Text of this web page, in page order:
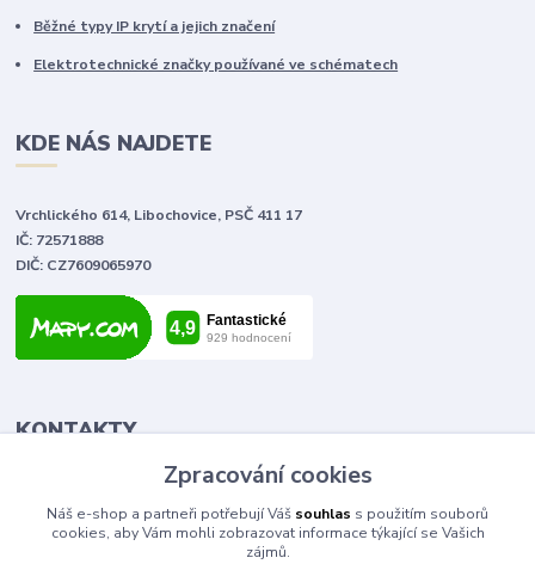
Běžné typy IP krytí a jejich značení
Elektrotechnické značky používané ve schématech
KDE NÁS NAJDETE
Vrchlického 614, Libochovice, PSČ 411 17
IČ: 72571888
DIČ: CZ7609065970
KONTAKTY
Tomáš Vlček
+420 702 090 443
volejte od 9,00 - 20,00 hod
Zpracování cookies
Náš e-shop a partneři potřebují Váš souhlas s použitím souborů
cookies, aby Vám mohli zobrazovat informace týkající se Vašich
zájmů.